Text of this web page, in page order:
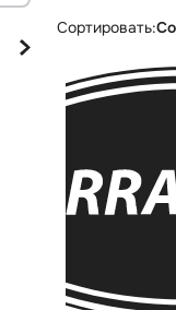
Сортировать: